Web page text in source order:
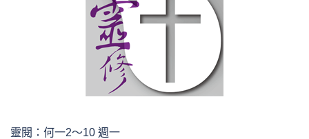
靈閱：何一2～10 週一